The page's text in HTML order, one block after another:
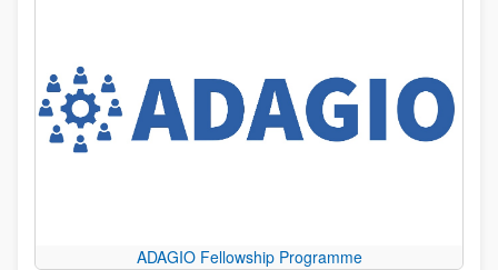
ADAGIO Fellowship Programme